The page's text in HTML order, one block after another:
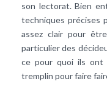
son lectorat. Bien
techniques précises
assez clair pour
particulier des
ce pour quoi ils ont
tremplin pour faire